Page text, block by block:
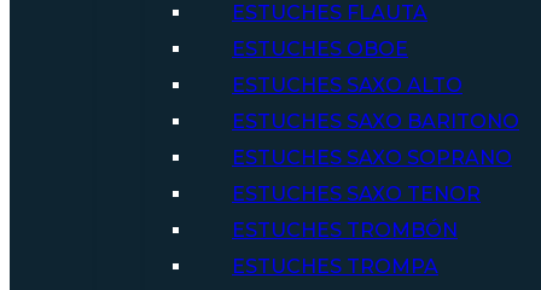
ESTUCHES FLAUTA
ESTUCHES OBOE
ESTUCHES SAXO ALTO
ESTUCHES SAXO BARITONO
ESTUCHES SAXO SOPRANO
ESTUCHES SAXO TENOR
ESTUCHES TROMBÓN
ESTUCHES TROMPA